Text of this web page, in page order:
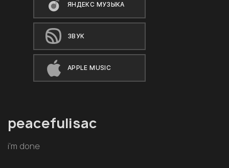
ЯНДЕКС МУЗЫКА
ЗВУК
APPLE MUSIC
peacefulisac
i’m done